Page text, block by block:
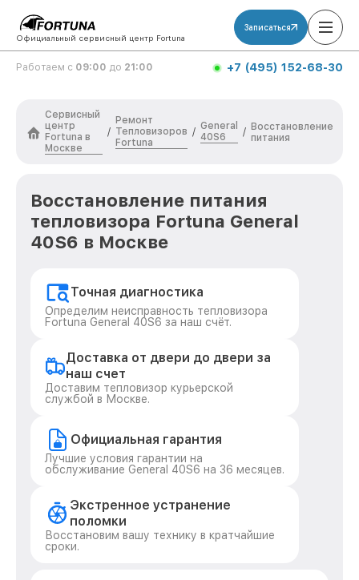
Официальный сервисный центр Fortuna
Записаться
Работаем с 09:00 до 21:00 +7 (495) 152-68-30
Сервисный
центр
Fortuna в
Москве
/
Ремонт
Тепловизоров
Fortuna
/
General
40S6
/ Восстановление
питания
Восстановление питания
тепловизора Fortuna General
40S6 в Москве
Точная диагностика
Определим неисправность тепловизора
Fortuna General 40S6 за наш счёт.
Доставка от двери до двери за
наш счет
Доставим тепловизор курьерской
службой в Москве.
Официальная гарантия
Лучшие условия гарантии на
обслуживание General 40S6 на 36 месяцев.
Экстренное устранение
поломки
Восстановим вашу технику в кратчайшие
сроки.